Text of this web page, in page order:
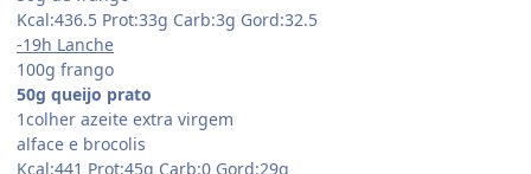
Kcal:436.5 Prot:33g Carb:3g Gord:32.5
-19h Lanche
100g frango
50g queijo prato
1colher azeite extra virgem
alface e brocolis
Kcal:441 Prot:45g Carb:0 Gord:29g